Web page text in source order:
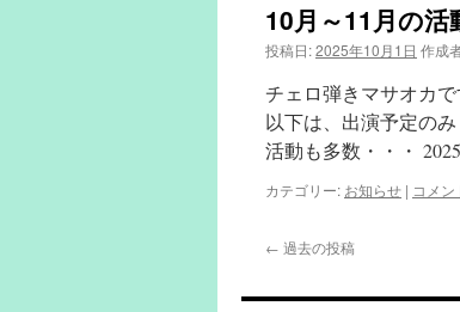
10月～11月の活
投稿日:2025年10月1日 作成
チェロ弾きマサオカ
以下は、出演予定の
活動も多数・・・
カテゴリー: お知らせ | コメン
← 過去の投稿